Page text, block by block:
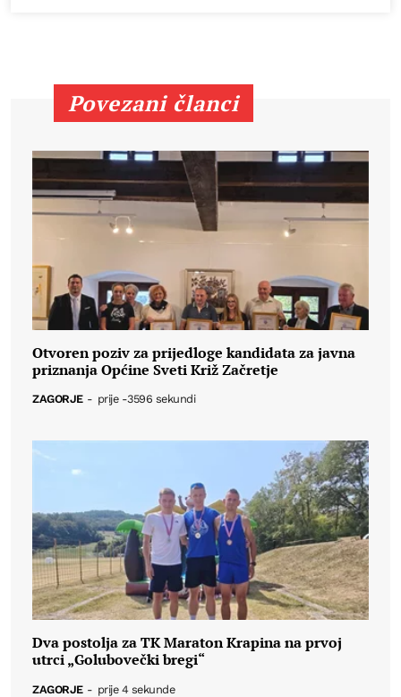
Povezani članci
Otvoren poziv za prijedloge kandidata za javna
priznanja Općine Sveti Križ Začretje
ZAGORJE - prije -3596 sekundi
Dva postolja za TK Maraton Krapina na prvoj
utrci „Golubovečki bregi“
ZAGORJE - prije 4 sekunde